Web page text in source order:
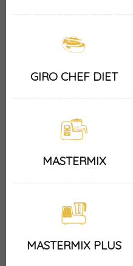
GIRO CHEF DIET
MASTERMIX
MASTERMIX PLUS